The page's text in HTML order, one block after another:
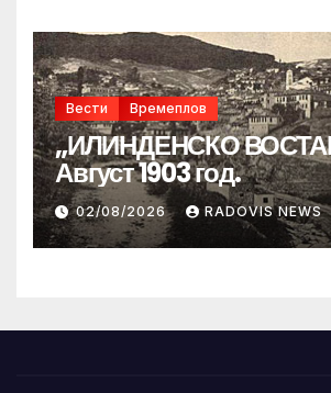
Вести Времеплов
„ИЛИНДЕНСКО
Август 1903 год.
02/08/2026 RADOVIS NEWS